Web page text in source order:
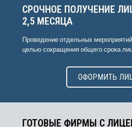
СРОЧНОЕ ПОЛУЧЕНИЕ
2,5 МЕСЯЦА
Проведение отдельных
целью сокращения общего срока
ОФОРМИТЬ
ГОТОВЫЕ ФИРМЫ С